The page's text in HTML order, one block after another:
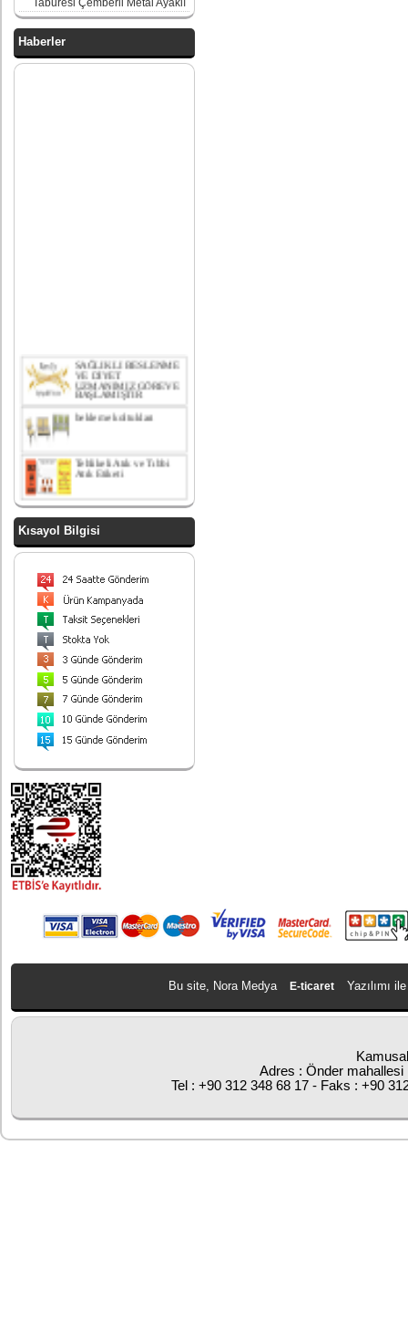
Taburesi Çemberli Metal Ayaklı
Haberler
VE DİYET
UZMANIMIZ GÖREVE
BAŞLAMIŞTIR
bekleme koltukları
Atık Etiketi
amortisör kapaklı çöp
kovası
Endüstriyel Çöp Kovası
430 Kalite
Sallanır kapaklı ayrışım
ünitesi
Ürünlerimiz
Kısayol Bilgisi
Bu site, Nora Medya E-ticaret Yazılımı
Adres : Önder mahallesi
Tel : +90 312 348 68 17 - Faks : +90